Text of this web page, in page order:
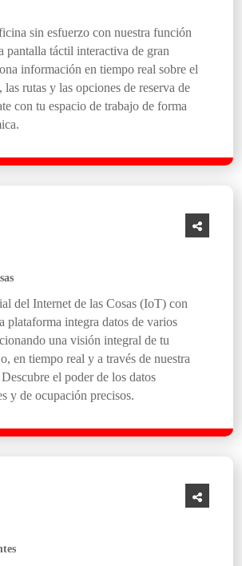
sin esfuerzo con nuestra función
pantalla táctil interactiva de gran
información en tiempo real sobre el
rutas y las opciones de reserva de
con tu espacio de trabajo de forma
del Internet de las Cosas (IoT) con
plataforma integra datos de varios
una visión integral de tu
en tiempo real y a través de nuestra
el poder de los datos
y de ocupación precisos.